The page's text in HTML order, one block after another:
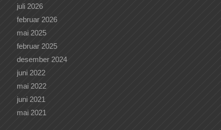
juli 2026
februar 2026
mai 2025
februar 2025
desember 2024
juni 2022
mai 2022
juni 2021
mai 2021